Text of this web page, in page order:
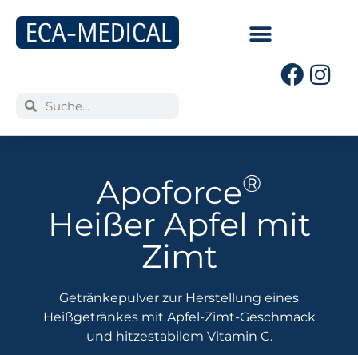
Apoforce®
Heißer Apfel mit
Zimt
Getränkepulver zur Herstellung eines
Heißgetränkes mit Apfel-Zimt-Geschmack
und hitzestabilem Vitamin C.